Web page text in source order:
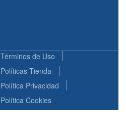
Términos de Uso
Políticas Tienda
Política Privacidad
Política Cookies